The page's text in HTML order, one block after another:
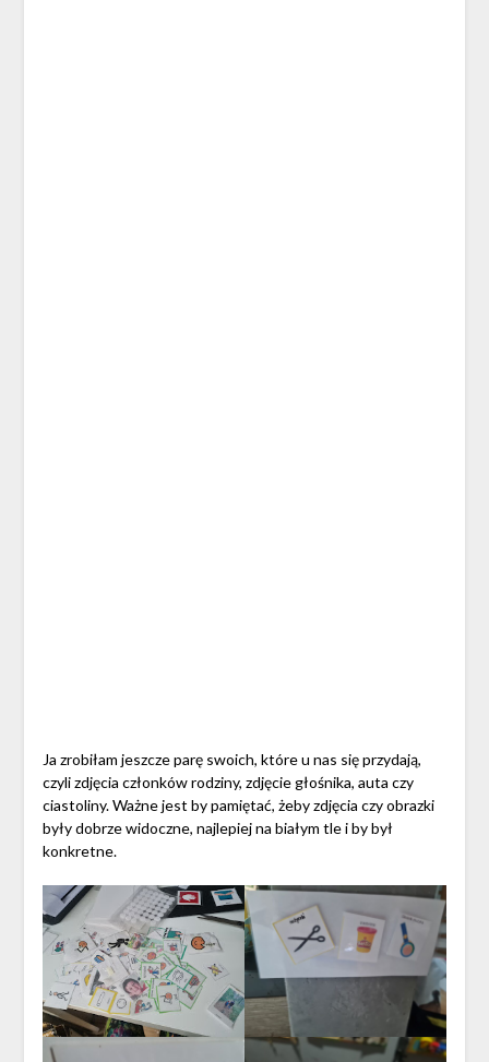
Ja zrobiłam jeszcze parę swoich, które u nas się przydają,
czyli zdjęcia członków rodziny, zdjęcie głośnika, auta czy
ciastoliny. Ważne jest by pamiętać, żeby zdjęcia czy obrazki
były dobrze widoczne, najlepiej na białym tle i by był
konkretne.